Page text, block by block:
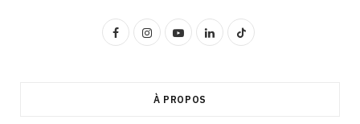
F
I
Y
L
T
À PROPOS